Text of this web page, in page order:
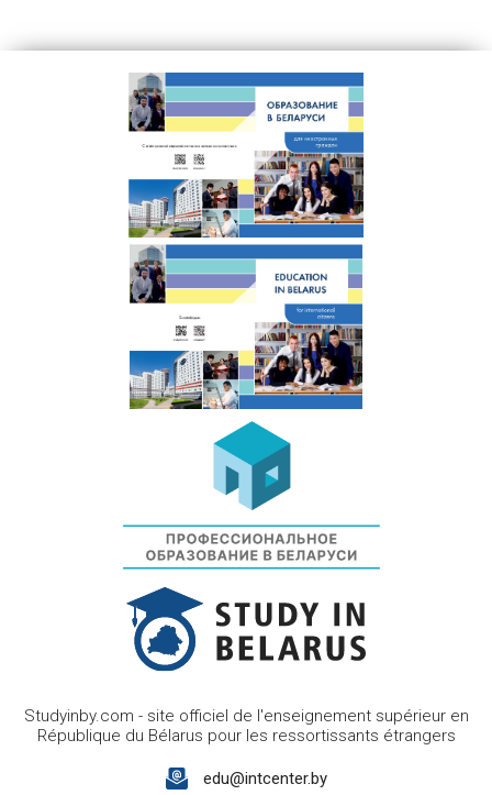
Studyinby.com - site officiel de l'enseignement supérieur en
République du Bélarus pour les ressortissants étrangers
edu@intcenter.by